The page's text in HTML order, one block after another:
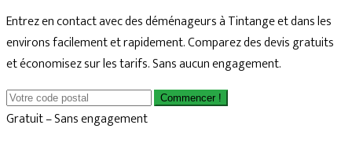
Entrez en contact avec des déménageurs à Tintange et dans les
environs facilement et rapidement. Comparez des devis gratuits
et économisez sur les tarifs. Sans aucun engagement.
Commencer !
Gratuit – Sans engagement